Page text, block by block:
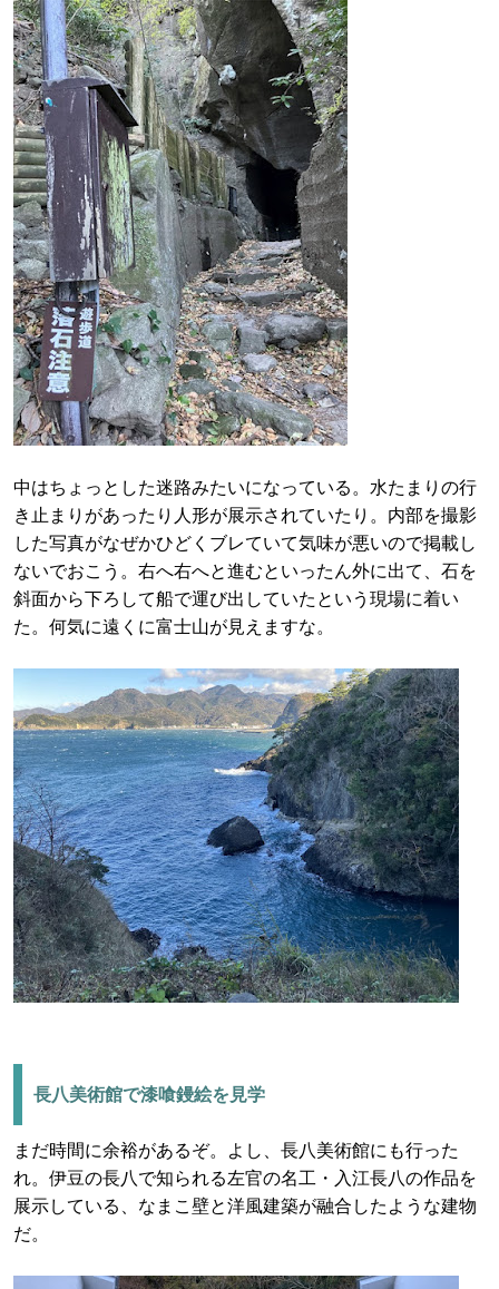
中はちょっとした迷路みたいになっている。水たまりの行
き止まりがあったり人形が展示されていたり。内部を撮影
した写真がなぜかひどくブレていて気味が悪いので掲載し
ないでおこう。右へ右へと進むといったん外に出て、石を
斜面から下ろして船で運び出していたという現場に着い
た。何気に遠くに富士山が見えますな。
長八美術館で漆喰鏝絵を見学
まだ時間に余裕があるぞ。よし、長八美術館にも行った
れ。伊豆の長八で知られる左官の名工・入江長八の作品を
展示している、なまこ壁と洋風建築が融合したような建物
だ。